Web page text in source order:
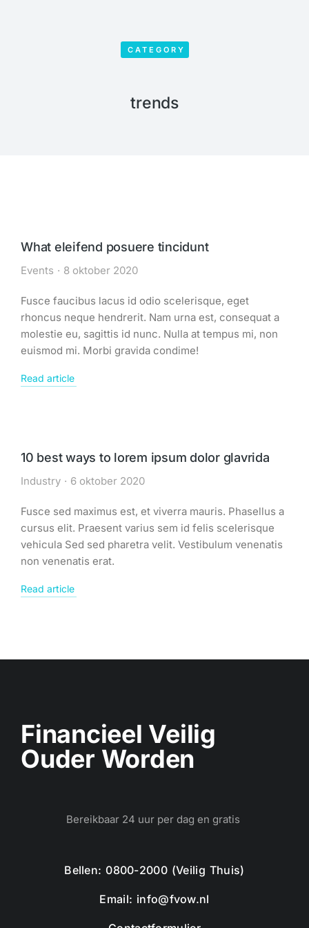
CATEGORY
trends
What eleifend posuere tincidunt
Events 8 oktober 2020
Fusce faucibus lacus id odio scelerisque, eget
rhoncus neque hendrerit. Nam urna est, consequat a
molestie eu, sagittis id nunc. Nulla at tempus mi, non
euismod mi. Morbi gravida condime!
Read article
10 best ways to lorem ipsum dolor glavrida
Industry 6 oktober 2020
Fusce sed maximus est, et viverra mauris. Phasellus a
cursus elit. Praesent varius sem id felis scelerisque
vehicula Sed sed pharetra velit. Vestibulum venenatis
non venenatis erat.
Read article
Financieel Veilig
Ouder Worden
Bereikbaar 24 uur per dag en gratis
Bellen: 0800-2000 (Veilig Thuis)
Email: info@fvow.nl